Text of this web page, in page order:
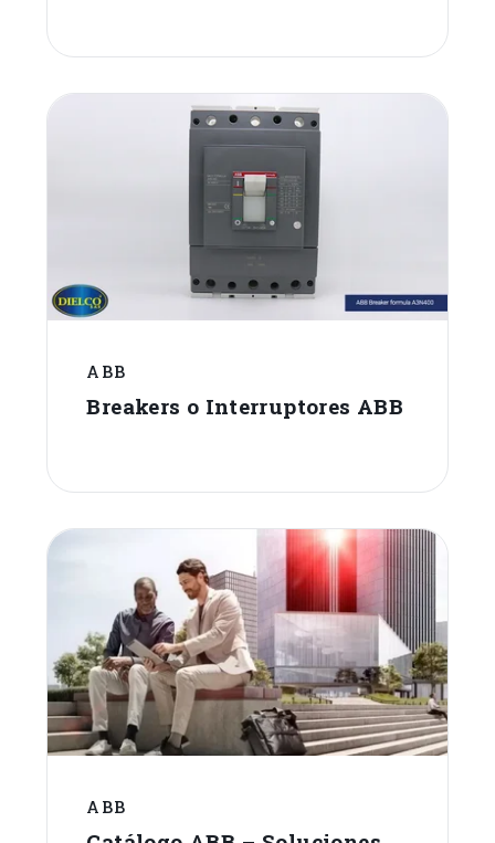
ABB
Breakers o Interruptores ABB
ABB